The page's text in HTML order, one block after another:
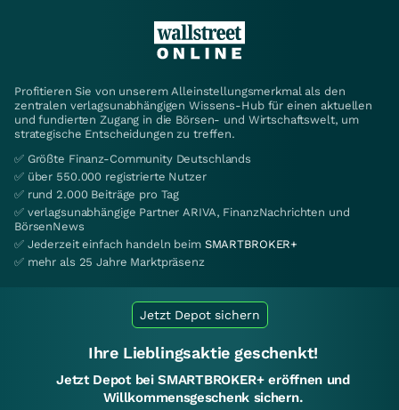
Profitieren Sie von unserem Alleinstellungsmerkmal als den
zentralen verlagsunabhängigen Wissens-Hub für einen aktuellen
und fundierten Zugang in die Börsen- und Wirtschaftswelt, um
strategische Entscheidungen zu treffen.
✅ Größte Finanz-Community Deutschlands
✅ über 550.000 registrierte Nutzer
✅ rund 2.000 Beiträge pro Tag
✅ verlagsunabhängige Partner ARIVA, FinanzNachrichten und
BörsenNews
✅ Jederzeit einfach handeln beim SMARTBROKER+
✅ mehr als 25 Jahre Marktpräsenz
Jetzt Depot sichern
Ihre Lieblingsaktie geschenkt!
Jetzt Depot bei SMARTBROKER+ eröffnen und
Willkommensgeschenk sichern.